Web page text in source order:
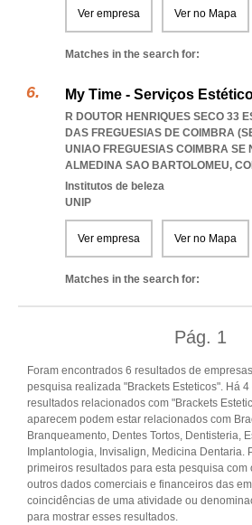
Ver empresa Ver no Mapa
Matches in the search for:
My Time - Serviços
R DOUTOR HENRIQUES SECO 33
DAS FREGUESIAS DE COIMBRA
UNIAO FREGUESIAS COIMBRA SE
ALMEDINA SAO BARTOLOMEU,
Institutos de beleza
UNIP
Ver empresa Ver no Mapa
Matches in the search for:
Pág. 1
Foram encontrados 6 resultados de
pesquisa realizada "Brackets Esteticos". Há
resultados relacionados com "Brackets
aparecem podem estar relacionados com
Branqueamento, Dentes Tortos, Dentisteria,
Implantologia, Invisalign, Medicina Dentaria.
primeiros resultados para esta pesquisa com
outros dados comerciais e financeiros das
coincidências de uma atividade ou
para mostrar esses resultados.